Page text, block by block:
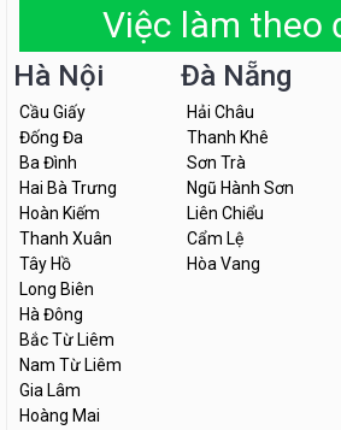
Việc làm theo
Hà Nội
Cầu Giấy
Đống Đa
Ba Đình
Hai Bà Trưng
Hoàn Kiếm
Thanh Xuân
Tây Hồ
Long Biên
Hà Đông
Bắc Từ Liêm
Nam Từ Liêm
Gia Lâm
Hoàng Mai
Đà Nẵng
Hải Châu
Thanh Khê
Sơn Trà
Ngũ Hành Sơn
Liên Chiểu
Cẩm Lệ
Hòa Vang